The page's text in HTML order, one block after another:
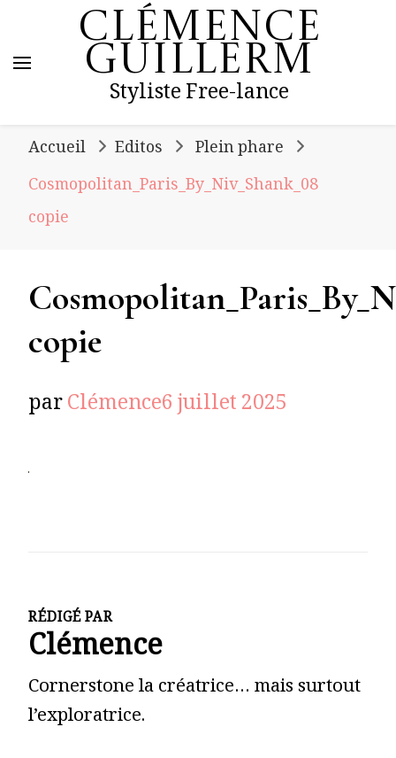
Clémence
Guillerm
Styliste Free-lance
Accueil Editos
Plein phare
Cosmopolitan_Paris_By_Niv_Shank_08
copie
copie
parClémence6 juillet 2025
RÉDIGÉ PAR
Clémence
Cornerstone la créatrice… mais surtout
l’exploratrice.